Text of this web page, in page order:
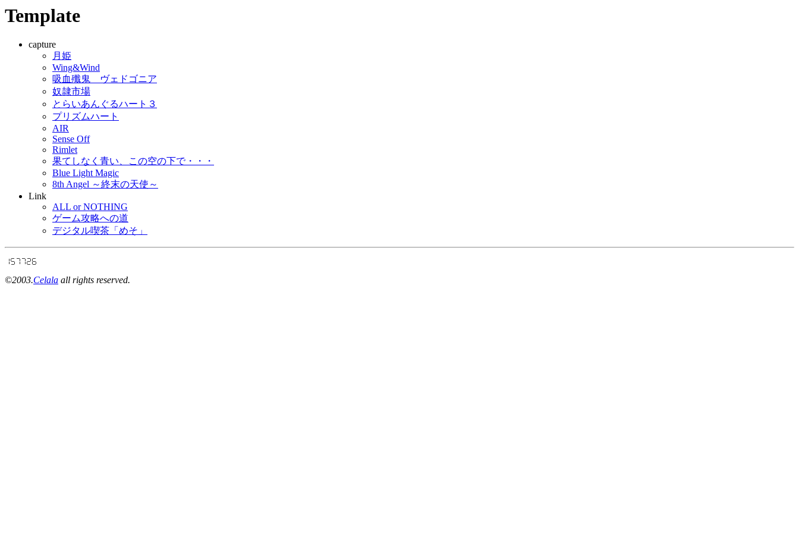
Template
capture
月姫
Wing&Wind
吸血殲鬼 ヴェドゴニア
奴隷市場
とらいあんぐるハート３
プリズムハート
AIR
Sense Off
Rimlet
果てしなく青い、この空の下で・・・
Blue Light Magic
8th Angel ～終末の天使～
Link
ALL or NOTHING
ゲーム攻略への道
デジタル喫茶「めそ」
©2003.Celala all rights reserved.